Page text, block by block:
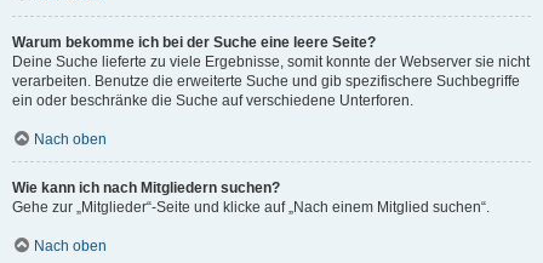
Warum bekomme ich bei der Suche eine leere Seite?
Deine Suche lieferte zu viele Ergebnisse, somit konnte der Webserver sie nicht
verarbeiten. Benutze die erweiterte Suche und gib spezifischere Suchbegriffe
ein oder beschränke die Suche auf verschiedene Unterforen.
Nach oben
Wie kann ich nach Mitgliedern suchen?
Gehe zur „Mitglieder“-Seite und klicke auf „Nach einem Mitglied suchen“.
Nach oben